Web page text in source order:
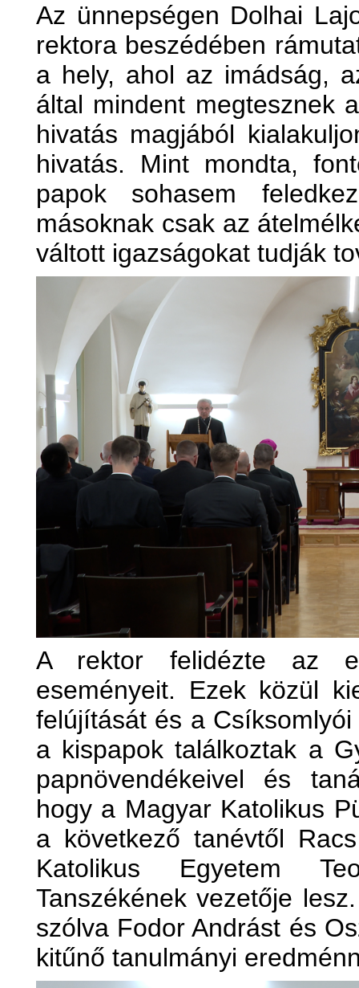
Az ünnepségen Dolhai
rektora beszédében
a hely, ahol az imádság,
által mindent megtesznek
hivatás magjából
hivatás. Mint mondta,
papok sohasem
másoknak csak az
váltott igazságokat tudják
A rektor felidézte az
eseményeit. Ezek közül
felújítását és a
a kispapok találkoztak a
papnövendékeivel és
hogy a Magyar Katolikus
a következő tanévtől
Katolikus Egyetem
Tanszékének vezetője
szólva Fodor Andrást és
kitűnő tanulmányi